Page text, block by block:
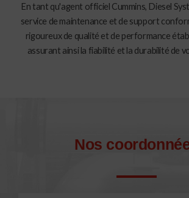
En tant qu'agent officiel Cummins, Diesel
service de maintenance et de support
rigoureux de qualité et de performance
assurant ainsi la fiabilité et la durabilité de
Nos